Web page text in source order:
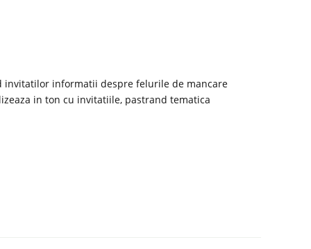
invitatilor informatii despre felurile de mancare
in ton cu invitatiile, pastrand tematica